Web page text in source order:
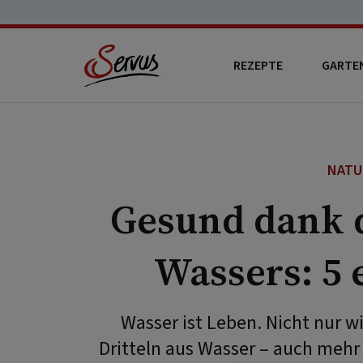
REZEPTE
Gesund
Wassers: 5
Wasser ist Leben. Nicht nur
Dritteln aus Wasser – auch